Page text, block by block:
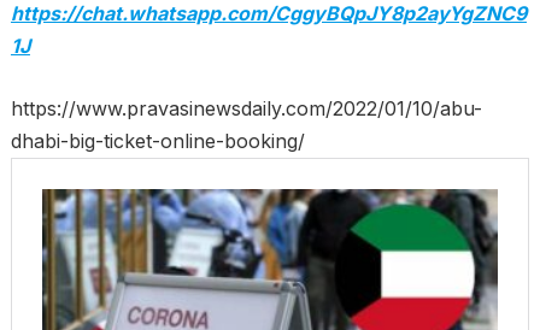
https://chat.whatsapp.com/CggyBQpJY8p2ayYgZNC9
1J
https://www.pravasinewsdaily.com/2022/01/10/abu-
dhabi-big-ticket-online-booking/